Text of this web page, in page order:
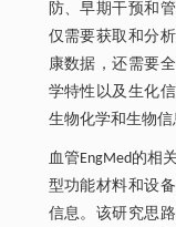
防、早期干预和
仅需要获取和分
康数据，还需要
学特性以及生化
生物化学和生物信
血管EngMed的相
型功能材料和设
信息。该研究思